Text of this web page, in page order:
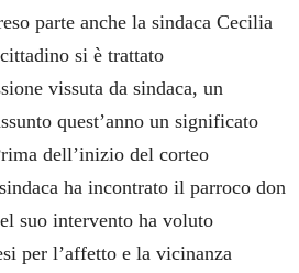
parte anche la sindaca Cecilia
si è trattato
vissuta da sindaca, un
quest’anno un significato
dell’inizio del corteo
ha incontrato il parroco don
suo intervento ha voluto
per l’affetto e la vicinanza